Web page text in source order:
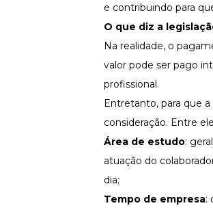
e contribuindo para
O que diz a
Na realidade, o
valor pode ser pago
profissional.
Entretanto, para que
consideração. Entre
Área de estudo:
atuação do
dia;
Tempo de empresa: